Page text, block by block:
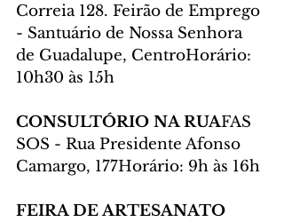
Correia 128. Feirão de Emprego
- Santuário de Nossa Senhora
de Guadalupe, CentroHorário:
10h30 às 15h
CONSULTÓRIO NA RUAFAS
SOS - Rua Presidente Afonso
Camargo, 177Horário: 9h às 16h
FEIRA DE ARTESANATO